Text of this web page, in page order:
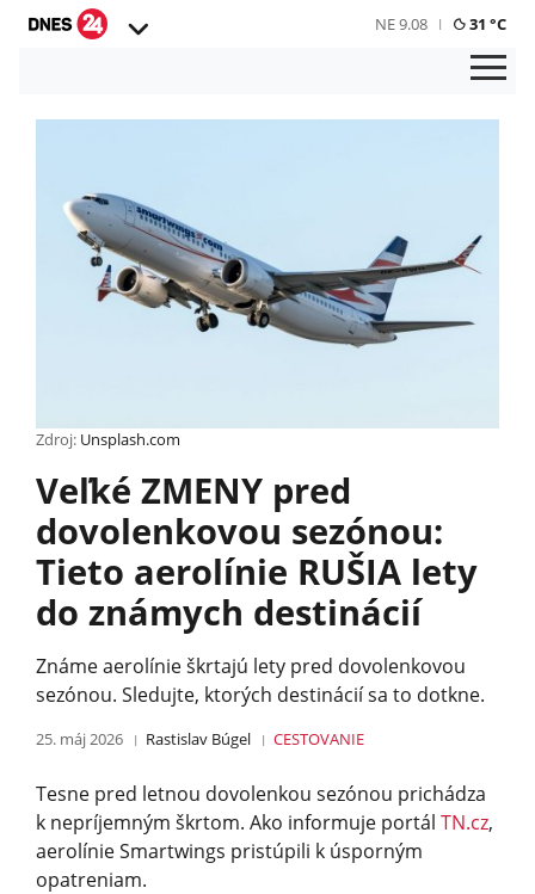
NE 9.08 31 °C
Zdroj: Unsplash.com
Veľké ZMENY pred
dovolenkovou sezónou:
Tieto aerolínie RUŠIA lety
do známych destinácií
Známe aerolínie škrtajú lety pred dovolenkovou
sezónou. Sledujte, ktorých destinácií sa to dotkne.
25. máj 2026 Rastislav Búgel CESTOVANIE
Tesne pred letnou dovolenkou sezónou prichádza
k nepríjemným škrtom. Ako informuje portál TN.cz,
aerolínie Smartwings pristúpili k úsporným
opatreniam.